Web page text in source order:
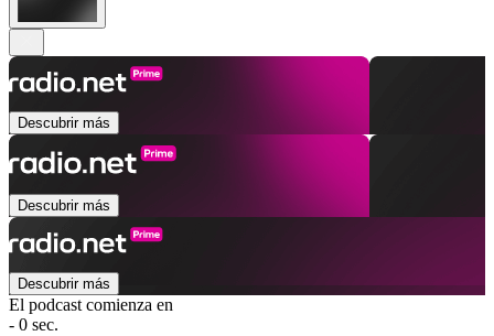
Descubrir más
Descubrir más
Descubrir más
El podcast comienza en
- 0 sec.